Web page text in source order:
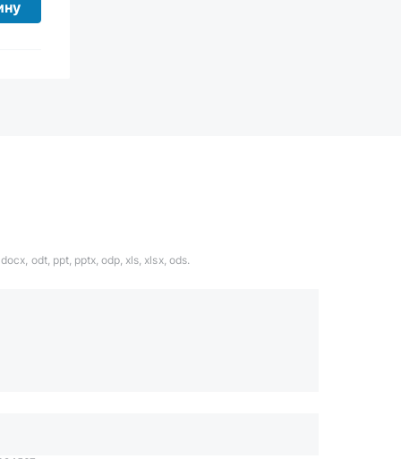
odt, ppt, pptx, odp, xls, xlsx, ods.